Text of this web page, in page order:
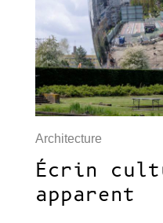
Architecture
Écrin
apparent